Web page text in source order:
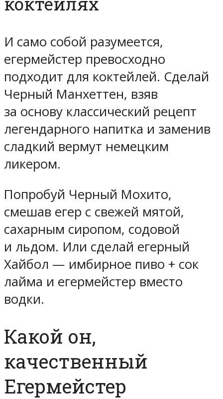
И само собой разумеется,
егермейстер превосходно
подходит для коктейлей. Сделай
Черный Манхеттен, взяв
за основу классический рецепт
легендарного напитка и заменив
сладкий вермут немецким
ликером.
Попробуй Черный Мохито,
смешав егер с свежей мятой,
сахарным сиропом, содовой
и льдом. Или сделай егерный
Хайбол — имбирное пиво + сок
лайма и егермейстер вместо
водки.
Какой он,
качественный
Егермейстер